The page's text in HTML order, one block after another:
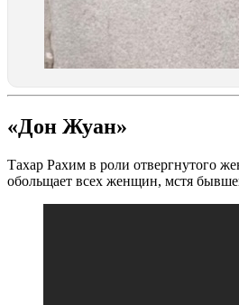
«Дон Жуан»
Тахар Рахим в роли отвергнутого
обольщает всех женщин, мстя